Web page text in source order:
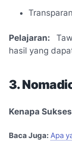
Pelajaran:
hasil yang
3.
Kenapa
Baca Juga: Apa